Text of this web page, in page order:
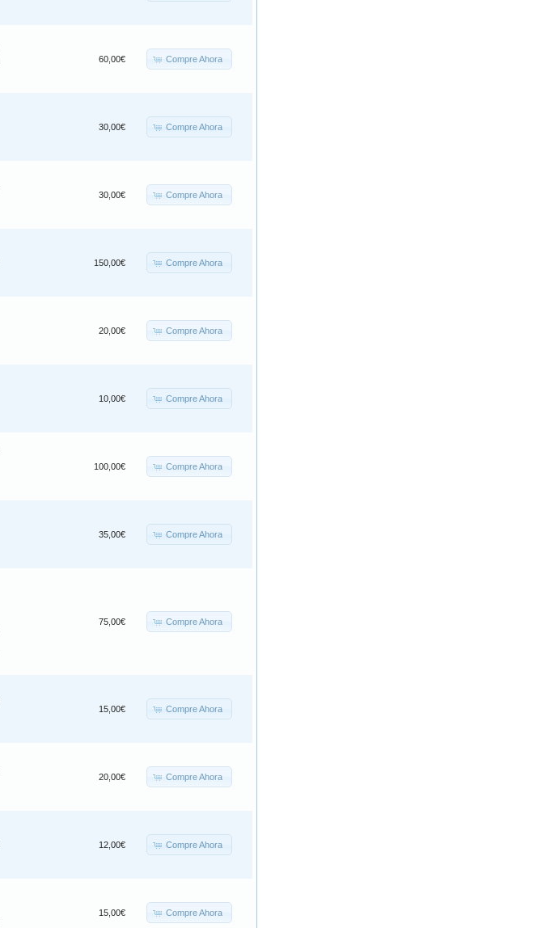
60,00€ Compre Ahora
30,00€ Compre Ahora
30,00€ Compre Ahora
150,00€ Compre Ahora
20,00€ Compre Ahora
10,00€ Compre Ahora
100,00€ Compre Ahora
35,00€ Compre Ahora
75,00€ Compre Ahora
15,00€ Compre Ahora
20,00€ Compre Ahora
12,00€ Compre Ahora
15,00€ Compre Ahora